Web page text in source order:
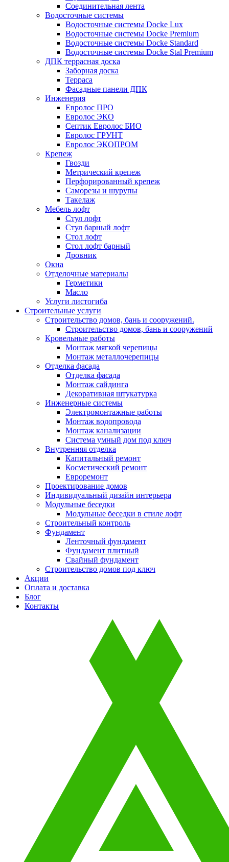
Соединительная лента
Водосточные системы
Водосточные системы Docke Lux
Водосточные системы Docke Premium
Водосточные системы Docke Standard
Водосточные системы Docke Stal Premium
ДПК террасная доска
Заборная доска
Терраса
Фасадные панели ДПК
Инженерия
Евролос ПРО
Евролос ЭКО
Септик Евролос БИО
Евролос ГРУНТ
Евролос ЭКОПРОМ
Крепеж
Гвозди
Метрический крепеж
Перфорированный крепеж
Саморезы и шурупы
Такелаж
Мебель лофт
Стул лофт
Стул барный лофт
Стол лофт
Стол лофт барный
Дровник
Окна
Отделочные материалы
Герметики
Масло
Услуги листогиба
Строительные услуги
Строительство домов, бань и сооружений.
Строительство домов, бань и сооружений
Кровельные работы
Монтаж мягкой черепицы
Монтаж металлочерепицы
Отделка фасада
Отделка фасада
Монтаж сайдинга
Декоративная штукатурка
Инженерные системы
Электромонтажные работы
Монтаж водопровода
Монтаж канализации
Система умный дом под ключ
Внутренняя отделка
Капитальный ремонт
Косметический ремонт
Евроремонт
Проектирование домов
Индивидуальный дизайн интерьера
Модульные беседки
Модульные беседки в стиле лофт
Строительный контроль
Фундамент
Ленточный фундамент
Фундамент плитный
Свайный фундамент
Строительство домов под ключ
Акции
Оплата и доставка
Блог
Контакты